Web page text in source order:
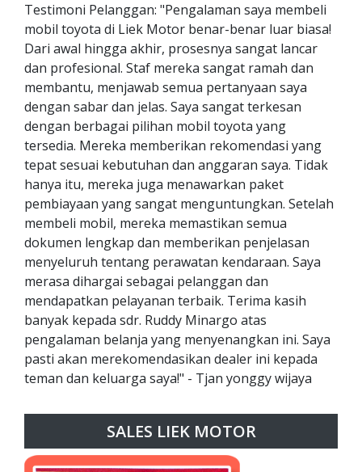
Testimoni Pelanggan: "Pengalaman saya membeli
mobil toyota di Liek Motor benar-benar luar biasa!
Dari awal hingga akhir, prosesnya sangat lancar
dan profesional. Staf mereka sangat ramah dan
membantu, menjawab semua pertanyaan saya
dengan sabar dan jelas. Saya sangat terkesan
dengan berbagai pilihan mobil toyota yang
tersedia. Mereka memberikan rekomendasi yang
tepat sesuai kebutuhan dan anggaran saya. Tidak
hanya itu, mereka juga menawarkan paket
pembiayaan yang sangat menguntungkan. Setelah
membeli mobil, mereka memastikan semua
dokumen lengkap dan memberikan penjelasan
menyeluruh tentang perawatan kendaraan. Saya
merasa dihargai sebagai pelanggan dan
mendapatkan pelayanan terbaik. Terima kasih
banyak kepada sdr. Ruddy Minargo atas
pengalaman belanja yang menyenangkan ini. Saya
pasti akan merekomendasikan dealer ini kepada
teman dan keluarga saya!" - Tjan yonggy wijaya
SALES LIEK MOTOR